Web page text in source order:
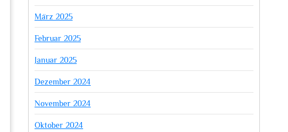
März 2025
Februar 2025
Januar 2025
Dezember 2024
November 2024
Oktober 2024